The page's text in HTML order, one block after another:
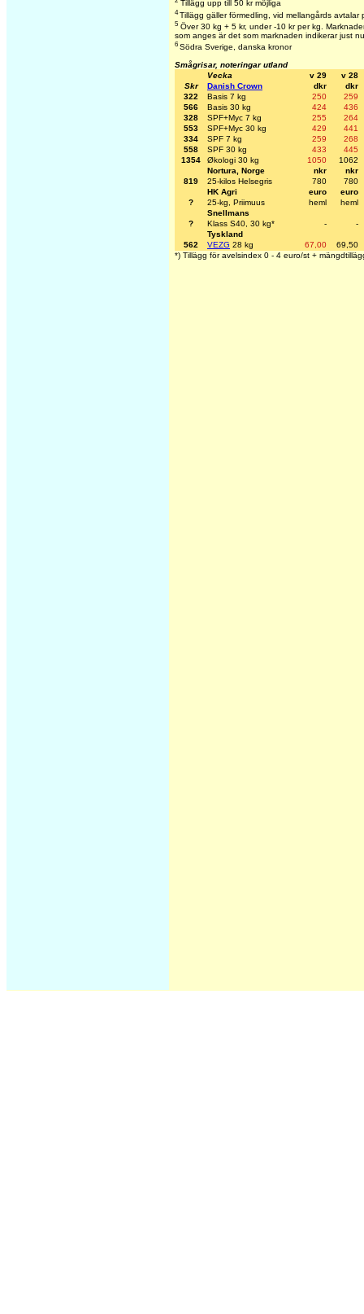
Tillägg upp till 50 kr möjliga
4Tillägg gäller förmedling, vid mellangårds avtalar
5 Över 30 kg + 5 kr, under -10 kr per kg.
som anges är det som marknaden indikerar just
6 Södra Sverige, danska kronor
Smågrisar, noteringar utland
Vecka
v 29
v 28
Skr
Danish Crown dkr
dkr
322
Basis 7 kg 250
259
566
Basis 30 kg 424
436
328
SPF+Myc 7 kg 255
264
553
SPF+Myc 30 kg 429
441
334
SPF 7 kg 259
268
558
SPF 30 kg 433
445
1354
Økologi 30 kg 1050
1062
Nortura, Norge
nkr
nkr
819
25-kilos Helsegris 780
780
HK Agri
euro
euro
?
25-kg, Priimuus heml
heml
Snellmans
?
Klass S40, 30 kg* -
-
Tyskland
562
VEZG 28 kg 67,00
69,50
*) Tillägg för avelsindex 0 - 4 euro/st +